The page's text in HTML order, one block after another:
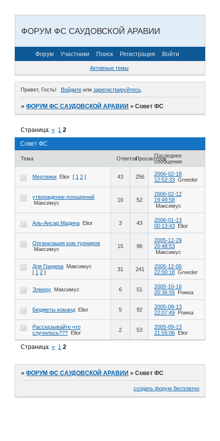
ФОРУМ ФС САУДОВСКОЙ АРАВИИ
Форум Участники Поиск Регистрация Войти
Активные темы
Привет, Гость! Войдитеили зарегистрируйтесь.
»ФОРУМ ФС САУДОВСКОЙ АРАВИИ »Совет ФС
Совет ФС
Страница:« 1 2
Тема ОтветовПросмотровПоследнее
сообщение
Мертвяки Elior [ 1 2 ] 43 256
2006-02-18
12:52:33 Greeder
утверждение поощрений
Максимус
10 52
2006-02-12
19:49:58
Максимус
Аль-Ансар Мадина Elior 3 43
2006-01-13
00:13:43
Elior
Организация ком турниров
Максимус
15 96
2005-12-29
20:48:53
Максимус
Для Гридера Максимус
[ 1 2 ] 31 241
2005-12-05
22:00:18 Greeder
Элиору Максимус 6 51
2005-10-16
20:36:55
Ромка
Бюджеты команд Elior 5 92
2005-09-13
22:07:49
Ромка
Рассказывайте что
случилось???
Elior 2 53
2005-09-13
21:55:06
Elior
Страница:« 1 2
»ФОРУМ ФС САУДОВСКОЙ АРАВИИ »Совет ФС
создать форум бесплатно